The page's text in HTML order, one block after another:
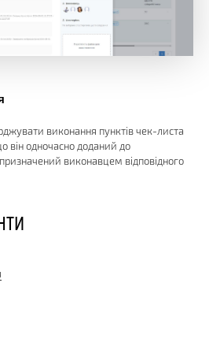
виконання пунктів чек-листа
він одночасно доданий до
виконавцем відповідного